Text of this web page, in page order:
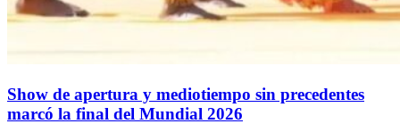
Show de apertura y mediotiempo sin precedentes
marcó la final del Mundial 2026